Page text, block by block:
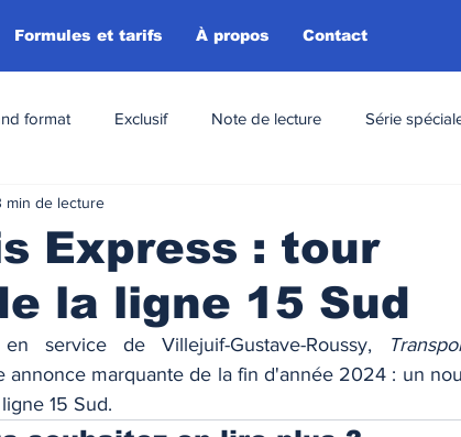
Formules et tarifs À propos Contact
format Exclusif Note de lecture Série
Express : tour
la ligne 15 Sud
min de lecture
service de Villejuif-Gustave-Roussy,
marquante de la fin d'année 2024 : un
15 Sud.